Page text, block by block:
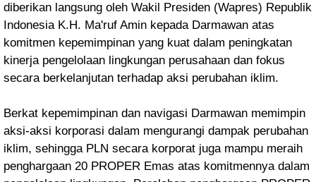
diberikan langsung oleh Wakil Presiden (Wapres) Republik
Indonesia K.H. Ma'ruf Amin kepada Darmawan atas
komitmen kepemimpinan yang kuat dalam peningkatan
kinerja pengelolaan lingkungan perusahaan dan fokus
secara berkelanjutan terhadap aksi perubahan iklim.
Berkat kepemimpinan dan navigasi Darmawan memimpin
aksi-aksi korporasi dalam mengurangi dampak perubahan
iklim, sehingga PLN secara korporat juga mampu meraih
penghargaan 20 PROPER Emas atas komitmennya dalam